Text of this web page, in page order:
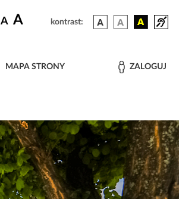
A A kontrast:
MAPA STRONY ZALOGUJ